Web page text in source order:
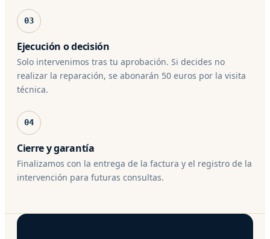
03
Ejecución o decisión
Solo intervenimos tras tu aprobación. Si decides no
realizar la reparación, se abonarán 50 euros por la visita
técnica.
04
Cierre y garantía
Finalizamos con la entrega de la factura y el registro de la
intervención para futuras consultas.